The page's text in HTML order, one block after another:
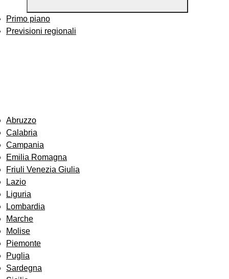
Primo piano
Previsioni regionali
Abruzzo
Calabria
Campania
Emilia Romagna
Friuli Venezia Giulia
Lazio
Liguria
Lombardia
Marche
Molise
Piemonte
Puglia
Sardegna